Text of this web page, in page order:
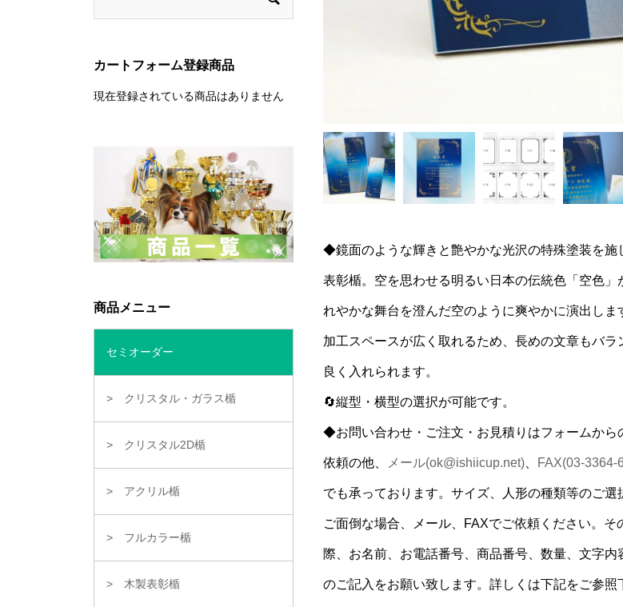
◆鏡面のような輝きと艶やかな光沢の特殊塗装を施
表彰楯。空を思わせる明るい日本の伝統色「空色」
れやかな舞台を澄んだ空のように爽やかに演出しま
加工スペースが広く取れるため、長めの文章もバラ
良く入れられます。
🔄縦型・横型の選択が可能です。
◆お問い合わせ・ご注文・お見積りはフォームから
依頼の他、 メール(ok@ishiicup.net) FAX(03-3364-
でも承っております。サイズ、人形の種類等のご選
ご面倒な場合、メール、FAXでご依頼ください。そ
際、お名前、お電話番号、商品番号、数量、文字内
のご記入をお願い致します。詳しくは下記をご参照
カートフォーム登録商品
現在登録されている商品はありません
商品メニュー
セミオーダー
クリスタル・ガラス楯
クリスタル2D楯
アクリル楯
フルカラー楯
木製表彰楯